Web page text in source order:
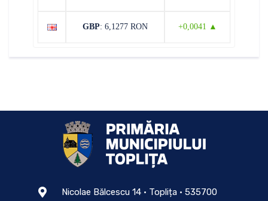
GBP: 6,1277 RON +0,0041 ▲
Nicolae Bălcescu 14 • Toplița • 535700